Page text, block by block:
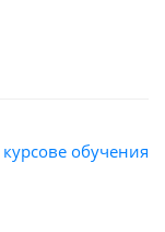
курсове обучения